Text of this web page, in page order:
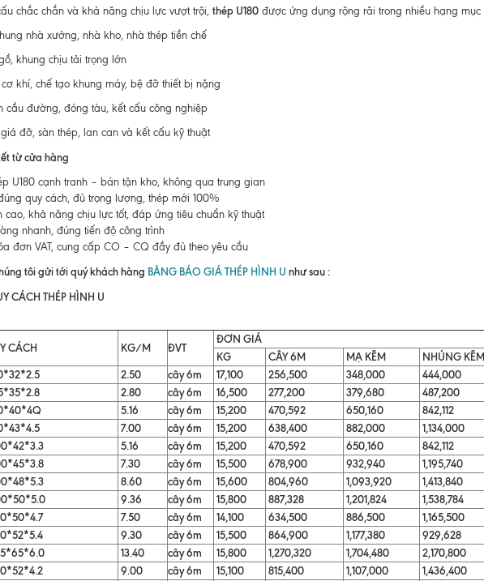
chắc chắn và khả năng chịu lực vượt trội, thép U180được ứng dụng rộng rãi trong nhiều hạng mục
nhà xưởng, nhà kho, nhà thép tiền chế
khung chịu tải trọng lớn
khí, chế tạo khung máy, bệ đỡ thiết bị nặng
cầu đường, đóng tàu, kết cấu công nghiệp
giá đỡ, sàn thép, lan can và kết cấu kỹ thuật
từ cửa hàng
U180 cạnh tranh – bán tận kho, không qua trung gian
quy cách, đủ trọng lượng, thép mới 100%
cao, khả năng chịu lực tốt, đáp ứng tiêu chuẩn kỹ thuật
nhanh, đúng tiến độ công trình
đơn VAT, cung cấp CO – CQ đầy đủ theo yêu cầu
tôi gửi tới quý khách hàng BẢNG BÁO GIÁ THÉP HÌNH U như sau :
CÁCH THÉP HÌNH U
CÁCH KG/M ĐVT
ĐƠN GIÁ
KG
CÂY 6M MẠ KẼM
NHÚNG KẼM
2.50 cây 6m 17,100 256,500 348,000
444,000
2.80 cây 6m 16,500 277,200 379,680
487,200
5.16 cây 6m 15,200 470,592 650,160
842,112
7.00 cây 6m 15,200 638,400 882,000
1,134,000
5.16 cây 6m 15,200 470,592 650,160
842,112
7.30 cây 6m 15,500 678,900 932,940
1,195,740
8.60 cây 6m 15,600 804,960 1,093,920
1,413,840
9.36 cây 6m 15,800 887,328 1,201,824
1,538,784
7.50 cây 6m 14,100 634,500 886,500
1,165,500
9.30 cây 6m 15,500 864,900 1,177,380
929,628
13.40 cây 6m 15,800 1,270,320 1,704,480
2,170,800
9.00 cây 6m 15,100 815,400 1,107,000
1,436,400